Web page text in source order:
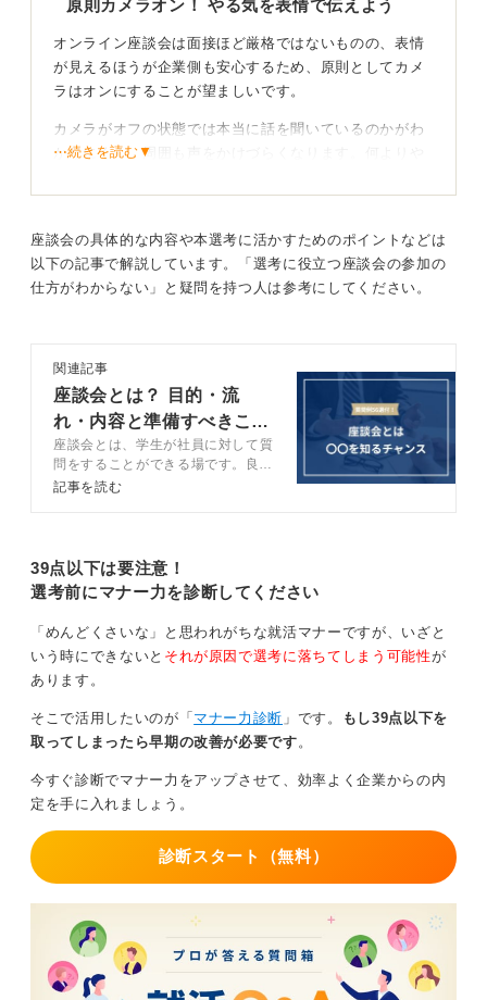
原則カメラオン！ やる気を表情で伝えよう
オンライン座談会は面接ほど厳格ではないものの、表情
が見えるほうが企業側も安心するため、原則としてカメ
ラはオンにすることが望ましいです。
カメラがオフの状態では本当に話を聞いているのかがわ
かりにくく、周囲も声をかけづらくなります。何よりや
ることでマイナスイメージを打ち消せます。
カメラオフでも声で表情を届ける意識が大事！
フ参加の可否を相談し、開会直後にも簡潔に事情を説明
します。
さらに、チャットなどでこまめに応答することに加え、
声量やあいづちを普段の1.2倍にして存在感を補完すると
いった三段構えでマイナスを打ち消しましょう。
今後もオンラインでの選考はあると思うので、カメラオ
フにせずにできる通信環境を構築することを強く推奨し
0
⋯続きを読む▼
座談会の具体的な内容や本選考に活かすためのポイントなどは
以下の記事で解説しています。「選考に役立つ座談会の参加の
仕方がわからない」と疑問を持つ人は参考にしてください。
関連記事
座談会とは？ 目的・流
れ・内容と準備すべきこと
を解説
座談会とは、学生が社員に対して質
問をすることができる場です。良い
情報を得るために、質問力を磨きま
読めば座談会をより有意義なものに
できますよ。
記事を読む
39点以下は要注意！
選考前にマナー力を診断してください
「めんどくさいな」と思われがちな就活マナーですが、いざと
いう時にできないと それが原因で選考に落ちてしまう可能性が
あります。
そこで活用したいのが「 マナー力診断 」です。
もし39点以下を
取ってしまったら早期の改善が必要です。
今すぐ診断でマナー力をアップさせて、効率よく企業からの内
定を手に入れましょう。
診断スタート（無料）